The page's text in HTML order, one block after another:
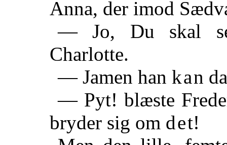
Anna, der imod
— Jo, Du skal
Charlotte.
— Jamen han kan
— Pyt! blæste
bryder sig om det!